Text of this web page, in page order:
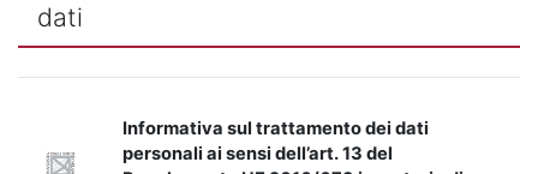
dati
Informativa sul trattamento dei dati
personali ai sensi dell’art. 13 del